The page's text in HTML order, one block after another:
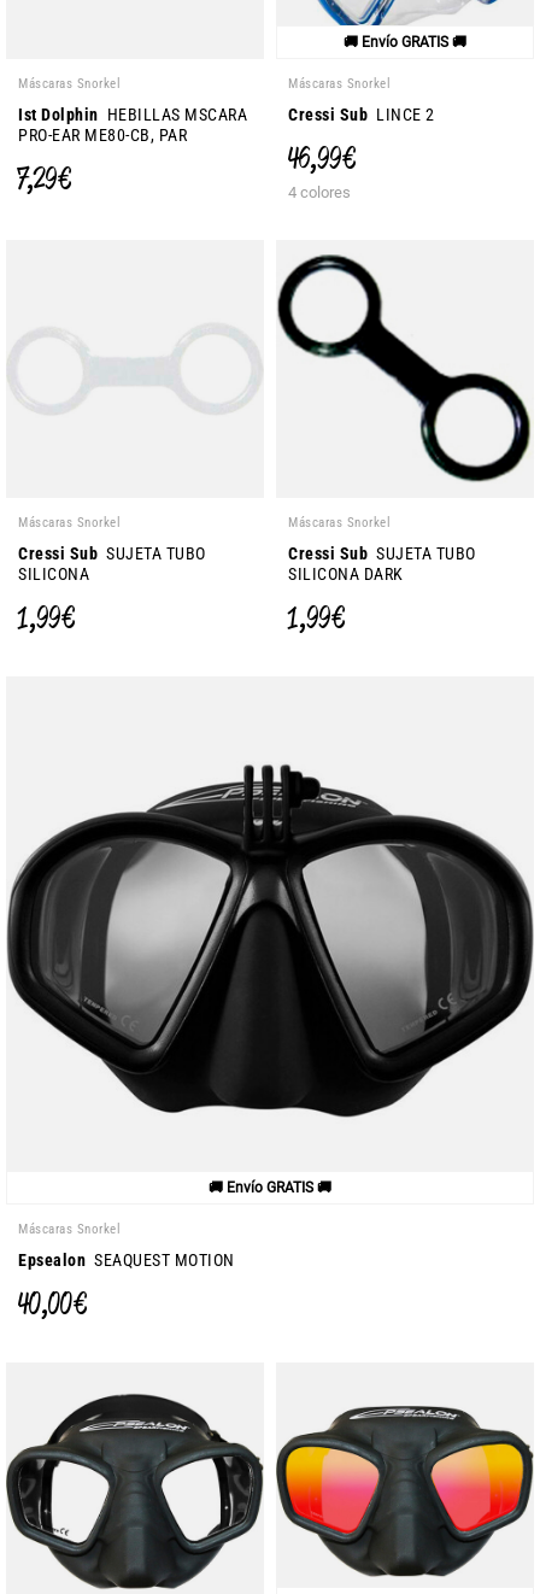
Máscaras Snorkel
Ist Dolphin HEBILLAS MSCARA
PRO-EAR ME80-CB, PAR
7,29 €
🚚 Envío GRATIS 🚚
Máscaras Snorkel
Cressi Sub LINCE 2
46,99 €
4 colores
Máscaras Snorkel
Cressi Sub SUJETA TUBO
SILICONA
1,99 €
Máscaras Snorkel
Cressi Sub SUJETA TUBO
SILICONA DARK
1,99 €
🚚 Envío GRATIS 🚚
Máscaras Snorkel
Epsealon SEAQUEST MOTION
40,00 €